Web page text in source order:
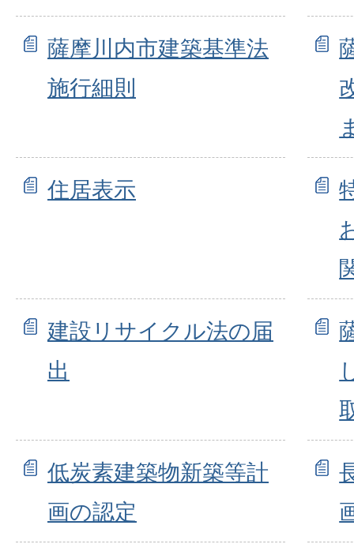
薩摩川内市建築基準法
施行細則
住居表示
建設リサイクル法の届
出
低炭素建築物新築等計
画の認定